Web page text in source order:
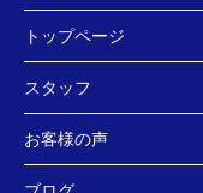
トップページ
スタッフ
お客様の声